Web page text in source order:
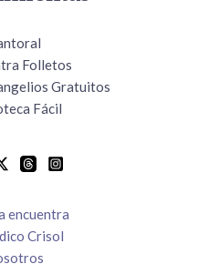
Folletos
Gratuitos
Fácil
encuentra
Crisol